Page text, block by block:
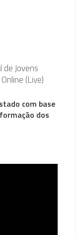
de Jovens
(Live)
com base
dos